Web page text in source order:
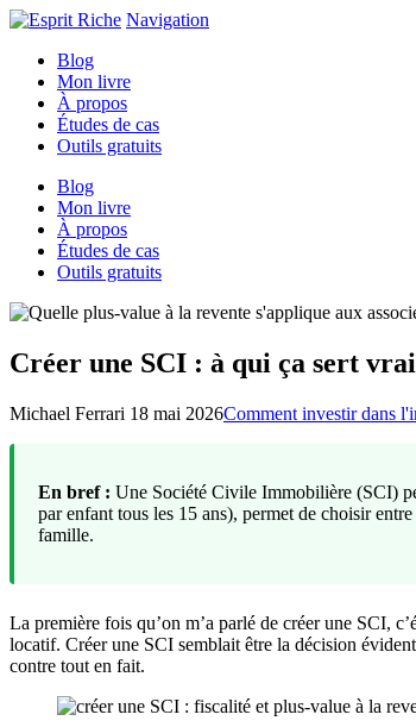
Navigation
Blog
Mon livre
À propos
Études de cas
Outils gratuits
Blog
Mon livre
À propos
Études de cas
Outils gratuits
Créer une SCI : à qui ça sert
Michael Ferrari 18 mai 2026Comment investir dans
En bref : Une Société Civile Immobilière (SCI)
par enfant tous les 15 ans), permet de choisir
famille.
La première fois qu’on m’a parlé de créer une SCI,
locatif. Créer une SCI semblait être la décision
contre tout en fait.